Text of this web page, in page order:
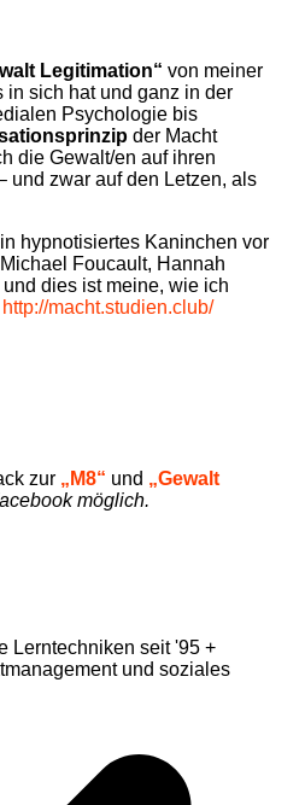
Legitimation“ von meiner
in sich hat und ganz in der
Psychologie bis
der Macht
die Gewalt/en auf ihren
und zwar auf den Letzen, als
hypnotisiertes Kaninchen vor
Foucault, Hannah
dies ist meine, wie ich
http://macht.studien.club/
zur „M8“ und „Gewalt
möglich.
Lerntechniken seit '95 +
und soziales